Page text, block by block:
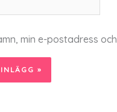
min e-postadress